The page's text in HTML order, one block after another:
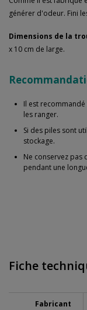
générer d'odeur. Fini
Dimensions de la
x 10 cm de large.
Il est
les ranger.
Si des piles sont
stockage.
Ne conservez pas
pendant une
Fiche
Fabricant